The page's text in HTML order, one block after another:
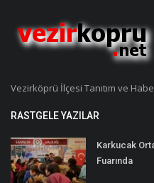
Vezirköprü İlçesi Tanıtım ve
RASTGELE YAZILAR
Karkucak
Fuarında